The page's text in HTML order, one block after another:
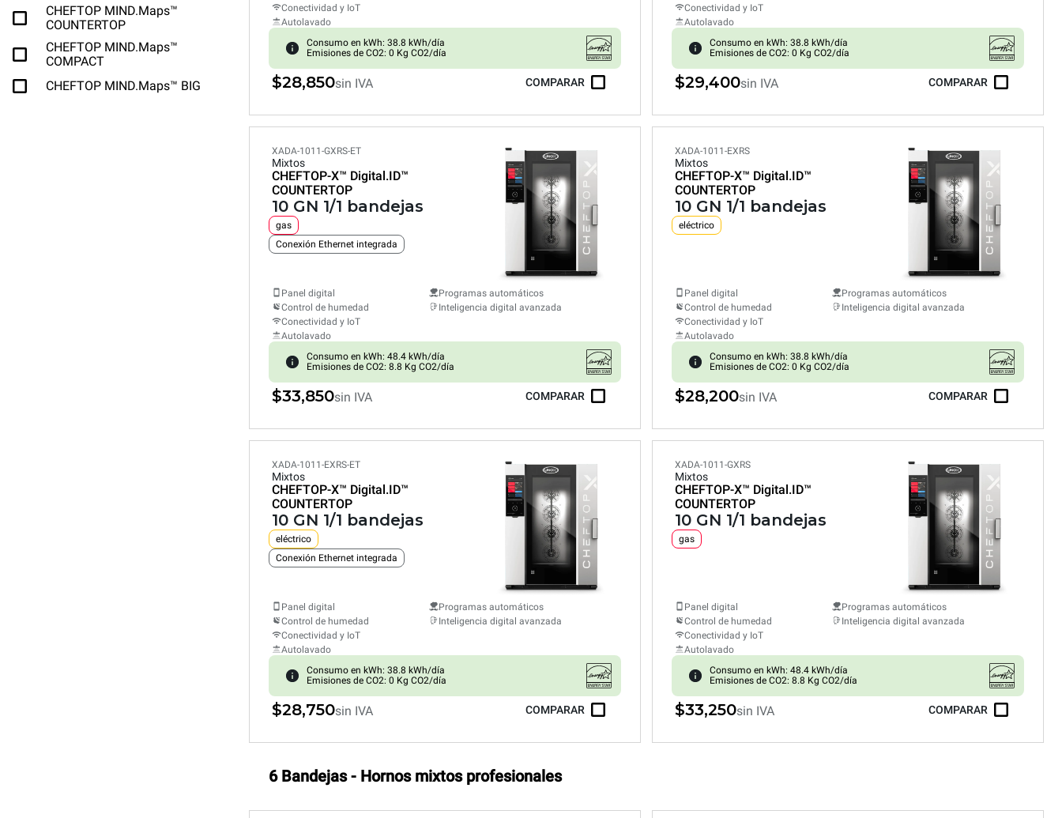
CHEFTOP MIND.Maps™
COUNTERTOP
CHEFTOP MIND.Maps™
COMPACT
CHEFTOP MIND.Maps™ BIG
Conectividad y IoT
Autolavado
Consumo en kWh: 38.8 kWh/día
Emisiones de CO2: 0 Kg CO2/día
$28,850sin IVA COMPARAR
Conectividad y IoT
Autolavado
Consumo en kWh: 38.8 kWh/día
Emisiones de CO2: 0 Kg CO2/día
$29,400sin IVA COMPARAR
XADA-1011-GXRS-ET
Mixtos
CHEFTOP-X™ Digital.ID™
COUNTERTOP
10 GN 1/1 bandejas
gas
Conexión Ethernet integrada
Panel digital
Control de humedad
Conectividad y IoT
Autolavado
Programas automáticos
Inteligencia digital avanzada
Consumo en kWh: 48.4 kWh/día
Emisiones de CO2: 8.8 Kg CO2/día
$33,850sin IVA COMPARAR
XADA-1011-EXRS
Mixtos
CHEFTOP-X™ Digital.ID™
COUNTERTOP
10 GN 1/1 bandejas
eléctrico
Panel digital
Control de humedad
Conectividad y IoT
Autolavado
Programas automáticos
Inteligencia digital avanzada
Consumo en kWh: 38.8 kWh/día
Emisiones de CO2: 0 Kg CO2/día
$28,200sin IVA COMPARAR
XADA-1011-EXRS-ET
Mixtos
CHEFTOP-X™ Digital.ID™
COUNTERTOP
10 GN 1/1 bandejas
eléctrico
Conexión Ethernet integrada
Panel digital
Control de humedad
Conectividad y IoT
Autolavado
Programas automáticos
Inteligencia digital avanzada
Consumo en kWh: 38.8 kWh/día
Emisiones de CO2: 0 Kg CO2/día
$28,750sin IVA COMPARAR
XADA-1011-GXRS
Mixtos
CHEFTOP-X™ Digital.ID™
COUNTERTOP
10 GN 1/1 bandejas
gas
Panel digital
Control de humedad
Conectividad y IoT
Autolavado
Programas automáticos
Inteligencia digital avanzada
Consumo en kWh: 48.4 kWh/día
Emisiones de CO2: 8.8 Kg CO2/día
$33,250sin IVA COMPARAR
6 Bandejas - Hornos mixtos profesionales